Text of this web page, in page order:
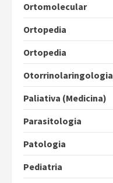
Ortomolecular
Ortopedia
Ortopedia
Otorrinolaringologia
Paliativa (Medicina)
Parasitologia
Patologia
Pediatria